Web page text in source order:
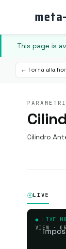
This page is
← Torna alla
Cilindro
LIVE
● LIVE
VIEW ·